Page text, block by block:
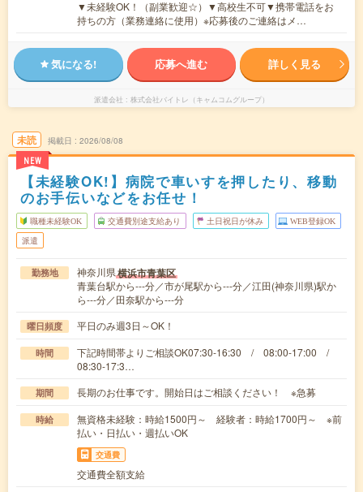
▼未経験OK！（副業歓迎☆）▼高校生不可▼携帯電話をお
持ちの方（業務連絡に使用）※応募後のご連絡はメ…
気になる! 応募へ進む 詳しく見る
派遣会社 株式会社バイトレ（キャムコムグループ）
未読
NEW
掲載日 2026/08/08
【未経験OK!】病院で車いすを押したり、移動
のお手伝いなどをお任せ！
職種未経験OK 交通費別途支給あり 土日祝日が休み WEB登録OK
派遣
勤務地 神奈川県横浜市青葉区
青葉台駅から---分／市が尾駅から---分／江田(神奈川県)駅か
ら---分／田奈駅から---分
曜日頻度 平日のみ週3日～OK！
時間
下記時間帯よりご相談OK07:30-16:30 / 08:00-17:00 /
08:30-17:3…
期間 長期のお仕事です。開始日はご相談ください！ ※急募
時給
無資格未経験：時給1500円～ 経験者：時給1700円～ ※前
払い・日払い・週払いOK
交通費
交通費全額支給